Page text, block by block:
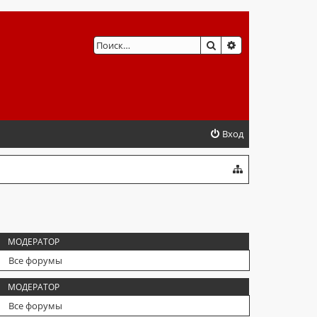
ПОИСК
Вход
МОДЕРАТОР
Все форумы
МОДЕРАТОР
Все форумы